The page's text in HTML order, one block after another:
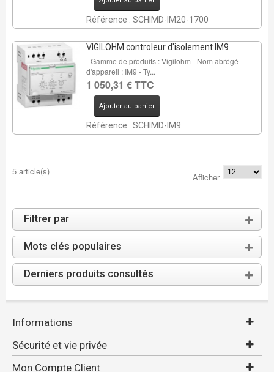
Référence : SCHIMD-IM20-1700
VIGILOHM controleur d'isolement IM9
- Gamme de produits : Vigilohm - Nom abrégé
d'appareil : IM9 - Ty...
1 050,31 € TTC
Ajouter au panier
Référence : SCHIMD-IM9
5 article(s)
Afficher
Filtrer par
Mots clés populaires
Derniers produits consultés
Informations
Sécurité et vie privée
Mon Compte Client